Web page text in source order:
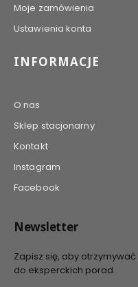
Moje zamówienia
Ustawienia konta
INFORMACJE
O nas
Sklep stacjonarny
Kontakt
Instagram
Facebook
Newsletter
Zapisz się, aby
do eksperckich porad.